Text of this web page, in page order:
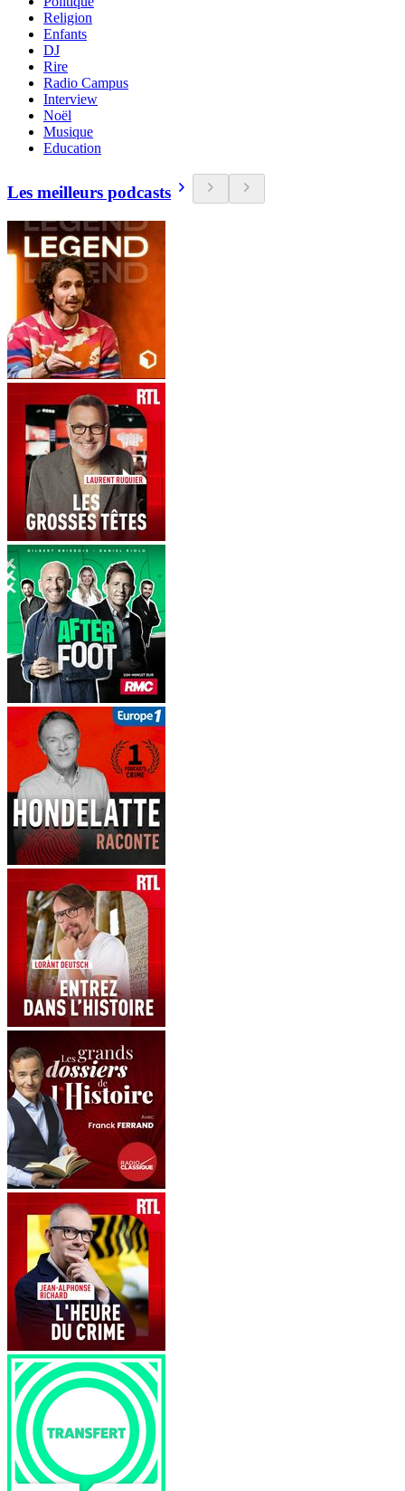
Religion
Enfants
DJ
Rire
Radio Campus
Interview
Noël
Musique
Education
Les meilleurs podcasts